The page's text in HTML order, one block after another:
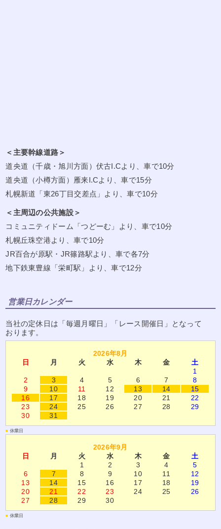
＜主要幹線道路＞
道央道（千歳・旭川方面）伏古I.Cより、車で10分
道央道（小樽方面）雁来I.Cより、車で15分
札幌新道「東26丁目交差点」より、車で10分
＜主周辺の公共施設＞
コミュニティドーム「つどーむ」より、車で10分
札幌丘珠空港より、車で10分
JR百合が原駅・JR篠路駅より、車で各7分
地下鉄東豊線「栄町駅」より、車で12分
営業日カレンダー
当社の定休日は「毎週月曜日」「レース開催日」となって
おります。
2026年8月
日
月 火 水 木 金
土
1
2
3 4 5 6 7
8
9
10 11 12 13 14
15
16
17 18 19 20 21
22
23
24 25 26 27 28
29
30
31
■ 休業日
2026年9月
日
月 火 水 木 金
土
1
2 3 4
5
6
7 8 9 10 11
12
13
14 15 16 17 18
19
20
21 22 23 24 25
26
27
28 29 30
■ 休業日